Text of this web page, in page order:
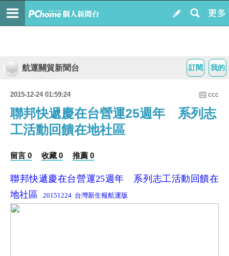
我的
訂閱
航運關貿新聞台
2015-12-24 01:59:24 ccc
聯邦快遞慶在台營運25週年 系列志
工活動回饋在地社區
留言 0 收藏 0 推薦 0
聯邦快遞慶在台營運25週年 系列志工活動回饋在
地社區
20151224 台灣新生報航運版